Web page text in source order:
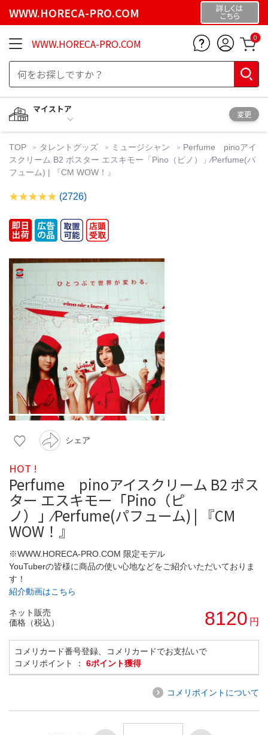
WWW.HORECA-PRO.COM 詳しくは
こちら
WWW.HORECA-PRO.COM 0
マイストア
変更
TOP タレントグッズ ミュージシャン
Perfume pinoアイ
スクリーム B2 ポスター エスキモー「Pino（ピノ）」⁄Perfume(パ
フューム) | 『CM WOW！』
(2726)
シェア
HOT !
Perfume pinoアイスクリーム B2 ポス
ター エスキモー「Pino（ピ
ノ）」⁄Perfume(パフューム) | 『CM
WOW！』
※WWW.HORECA-PRO.COM 限定モデル
YouTuberの皆様に商品の使い心地などをご紹介いただいておりま
す！
紹介動画はこちら
ネット販売
価格（税込）
8120 円
コメリカード番号登録、コメリカードでお支払いで
コメリポイント ： 6ポイント獲得
コメリポイントについて